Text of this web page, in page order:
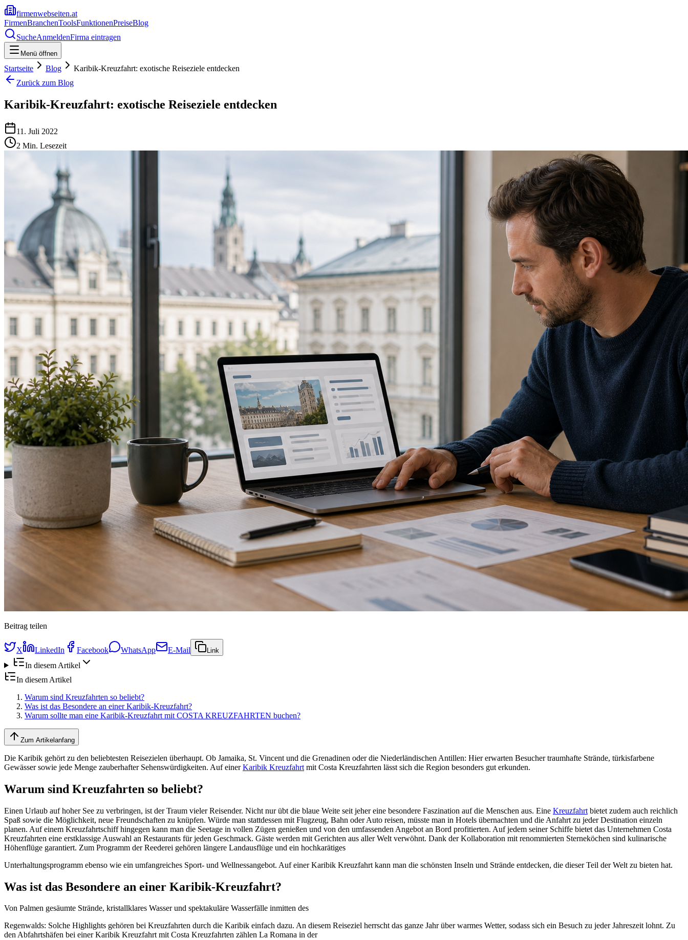
firmenwebseiten.at
FirmenBranchenToolsFunktionenPreiseBlog
SucheAnmeldenFirma eintragen
Menü öffnen
Startseite Blog
Karibik-Kreuzfahrt: exotische Reiseziele entdecken
Zurück zum Blog
Karibik-Kreuzfahrt: exotische Reiseziele entdecken
11. Juli 2022
2 Min. Lesezeit
Beitrag teilen
X LinkedIn Facebook WhatsApp E-Mail Link
In diesem Artikel
In diesem Artikel
Warum sind Kreuzfahrten so beliebt?
Was ist das Besondere an einer Karibik-Kreuzfahrt?
Warum sollte man eine Karibik-Kreuzfahrt mit COSTA KREUZFAHRTEN buchen?
Zum Artikelanfang
Die Karibik gehört zu den beliebtesten Reisezielen überhaupt. Ob Jamaika, St. Vincent und die Grenadinen oder die Niederländischen Antillen: Hier erwarten Besucher traumhafte Strände, türkisfarbene
Gewässer sowie jede Menge zauberhafter Sehenswürdigkeiten. Auf einerKaribik Kreuzfahrt mit Costa Kreuzfahrten lässt sich die Region besonders gut erkunden.
Warum sind Kreuzfahrten so beliebt?
Einen Urlaub auf hoher See zu verbringen, ist der Traum vieler Reisender. Nicht nur übt die blaue Weite seit jeher eine besondere Faszination auf die Menschen aus. Eine Kreuzfahrt bietet zudem auch reichlich
Spaß sowie die Möglichkeit, neue Freundschaften zu knüpfen. Würde man stattdessen mit Flugzeug, Bahn oder Auto reisen, müsste man in Hotels übernachten und die Anfahrt zu jeder Destination einzeln
planen. Auf einem Kreuzfahrtschiff hingegen kann man die Seetage in vollen Zügen genießen und von den umfassenden Angebot an Bord profitierten. Auf jedem seiner Schiffe bietet das Unternehmen Costa
Kreuzfahrten eine erstklassige Auswahl an Restaurants für jeden Geschmack. Gäste werden mit Gerichten aus aller Welt verwöhnt. Dank der Kollaboration mit renommierten Sterneköchen sind kulinarische
Höhenflüge garantiert. Zum Programm der Reederei gehören längere Landausflüge und ein hochkarätiges
Unterhaltungsprogramm ebenso wie ein umfangreiches Sport- und Wellnessangebot. Auf einer Karibik Kreuzfahrt kann man die schönsten Inseln und Strände entdecken, die dieser Teil der Welt zu bieten hat.
Was ist das Besondere an einer Karibik-Kreuzfahrt?
Von Palmen gesäumte Strände, kristallklares Wasser und spektakuläre Wasserfälle inmitten des
Regenwalds: Solche Highlights gehören bei Kreuzfahrten durch die Karibik einfach dazu. An diesem Reiseziel herrscht das ganze Jahr über warmes Wetter, sodass sich ein Besuch zu jeder Jahreszeit lohnt. Zu
den Abfahrtshäfen bei einer Karibik Kreuzfahrt mit Costa Kreuzfahrten zählen La Romana in der